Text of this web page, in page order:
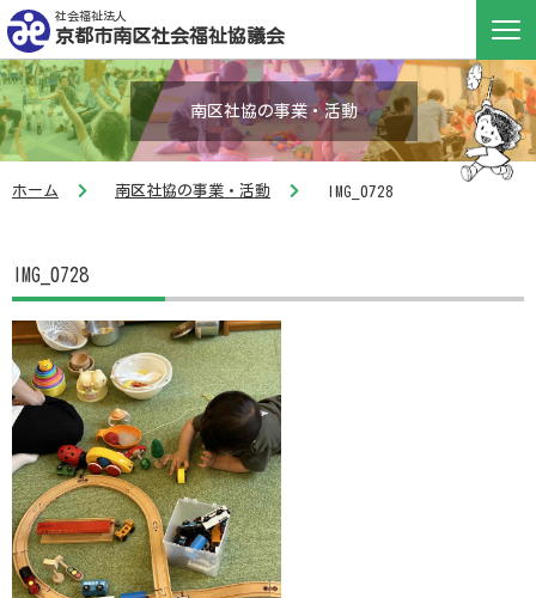
社会福祉法人
京都市南区社会福祉協議会
南区社協の事業・活動
ホーム 南区社協の事業・活動 IMG_0728
IMG_0728